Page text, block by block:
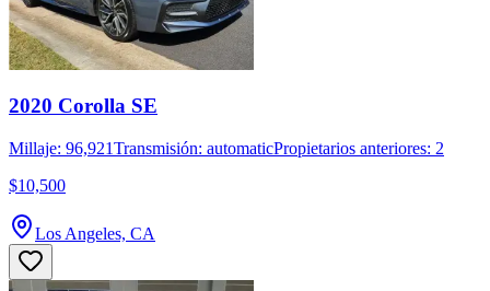
2020 Corolla SE
Millaje: 96,921Transmisión: automaticPropietarios anteriores: 2
$10,500
Los Angeles, CA